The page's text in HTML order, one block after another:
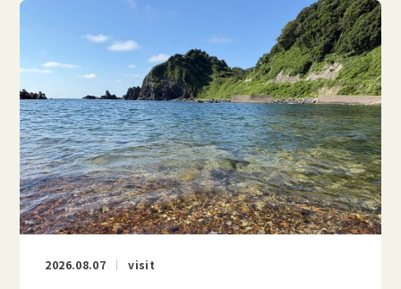
2026.08.07 visit